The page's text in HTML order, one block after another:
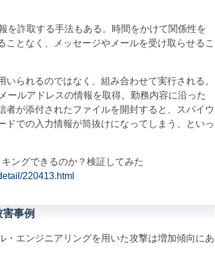
詐取する手法もある。時間をかけて関係性を
となく、メッセージやメールを受け取らせるこ
られるのではなく、組み合わせて実行される。
ールアドレスの情報を取得。勤務内容に沿った
者が添付されたファイルを開封すると、スパイウ
ドでの入力情報が筒抜けになってしまう、といっ
ングできるのか？検証してみた
220413.html
事例
エンジニアリングを用いた攻撃は増加傾向にあ